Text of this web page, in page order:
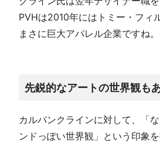
PVHは2010年にはトミー・フィ
まさに巨大アパレル企業ですね。
先鋭的なアートの世界観も
カルバンクラインに対して、「
ンドっぽい世界観」という印象